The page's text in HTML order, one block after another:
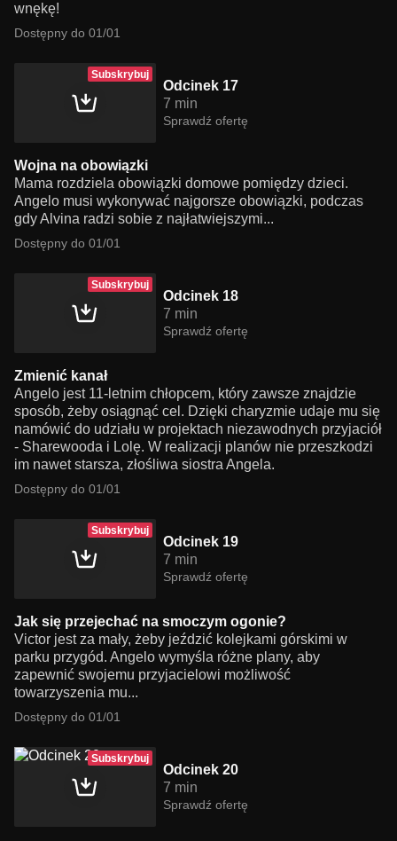
wnękę!
Dostępny do 01/01
Subskrybuj
Odcinek 17
7 min
Sprawdź ofertę
Wojna na obowiązki
Mama rozdziela obowiązki domowe pomiędzy dzieci.
Angelo musi wykonywać najgorsze obowiązki, podczas
gdy Alvina radzi sobie z najłatwiejszymi...
Dostępny do 01/01
Subskrybuj
Odcinek 18
7 min
Sprawdź ofertę
Zmienić kanał
Angelo jest 11-letnim chłopcem, który zawsze znajdzie
sposób, żeby osiągnąć cel. Dzięki charyzmie udaje mu się
namówić do udziału w projektach niezawodnych przyjaciół
- Sharewooda i Lolę. W realizacji planów nie przeszkodzi
im nawet starsza, złośliwa siostra Angela.
Dostępny do 01/01
Subskrybuj
Odcinek 19
7 min
Sprawdź ofertę
Jak się przejechać na smoczym ogonie?
Victor jest za mały, żeby jeździć kolejkami górskimi w
parku przygód. Angelo wymyśla różne plany, aby
zapewnić swojemu przyjacielowi możliwość
towarzyszenia mu...
Dostępny do 01/01
Subskrybuj
Odcinek 20
7 min
Sprawdź ofertę